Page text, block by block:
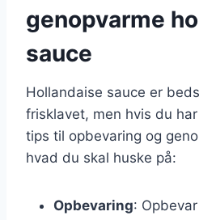
genopvarme
sauce
Hollandaise sauce er
frisklavet, men hvis du
tips til opbevaring og
hvad du skal huske på:
Opbevaring: